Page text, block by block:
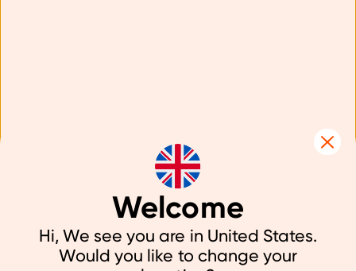
Welcome
Hi, We see you are in United States.
Would you like to change your